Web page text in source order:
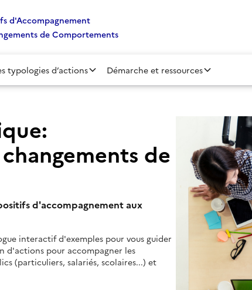
d'Accompagnement
de Comportements
typologies d’actions Démarche et ressources
de
d'accompagnement aux
interactif d'exemples pour vous guider
d'actions pour accompagner les
(particuliers, salariés, scolaires...) et